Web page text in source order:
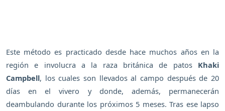
Este método es practicado desde hace muchos años en la
región e involucra a la raza británica de patos Khaki
Campbell, los cuales son llevados al campo después de 20
días en el vivero y donde, además, permanecerán
deambulando durante los próximos 5 meses. Tras ese lapso